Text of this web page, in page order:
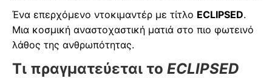
Ένα επερχόμενο ντοκιμαντέρ με τίτλο ECLIPSED.
Μια κοσμική αναστοχαστική ματιά στο πιο φωτεινό
λάθος της ανθρωπότητας.
Τι πραγματεύεται το ECLIPSED